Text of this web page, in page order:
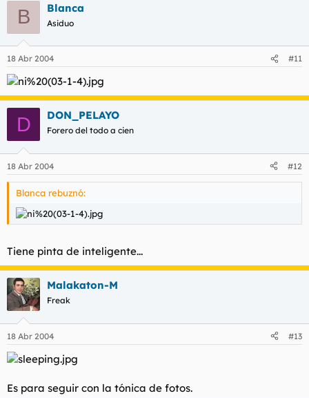
B Blanca
Asiduo
18 Abr 2004 #11
D DON_PELAYO
Forero del todo a cien
18 Abr 2004 #12
Blanca rebuznó:
Tiene pinta de inteligente...
Malakaton-M
Freak
18 Abr 2004 #13
Es para seguir con la tónica de fotos.